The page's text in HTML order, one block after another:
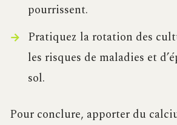
pourrissent.
Pratiquez la rotation des
les risques de maladies et
sol.
Pour conclure, apporter du